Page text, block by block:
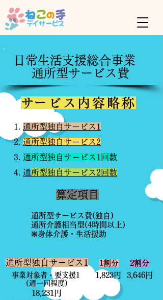
​日常生活支援総合事業
通所型サービス費
​サービス内容略称
通所型独自サービス1
通所型独自サービス2
通所型独自サービス1回数
​通所型独自サービス2回数
算定項目
​通所型サービス費(独自)
通所介護相当型(4時間以上)
​※身体介護・生活援助
​通所型独自サービス1
事業対象者・要支援1
​ (週一回程度)
​18,231円
​1割分
​2割分
​1,823円
​3,646円